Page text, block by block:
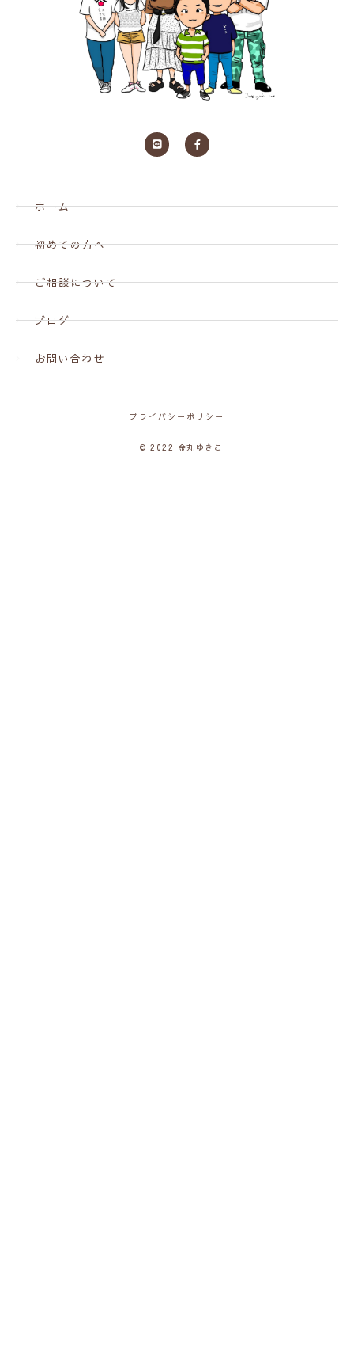
ホーム
初めての方へ
ご相談について
ブログ
お問い合わせ
プライバシーポリシー
© 2022 金丸ゆきこ